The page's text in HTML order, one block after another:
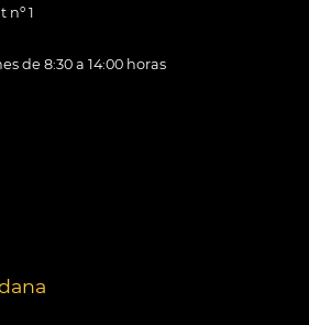
nº 1
de 8:30 a 14:00 horas